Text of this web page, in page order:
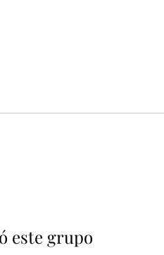
este grupo